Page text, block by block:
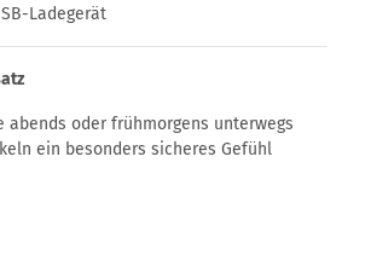
Ladegerät
abends oder frühmorgens unterwegs
ein besonders sicheres Gefühl